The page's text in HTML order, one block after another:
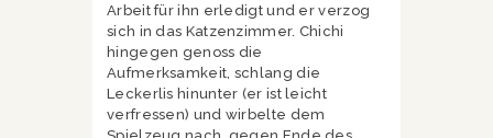
Arbeit für ihn erledigt und er verzog
sich in das Katzenzimmer. Chichi
hingegen genoss die
Aufmerksamkeit, schlang die
Leckerlis hinunter (er ist leicht
verfressen) und wirbelte dem